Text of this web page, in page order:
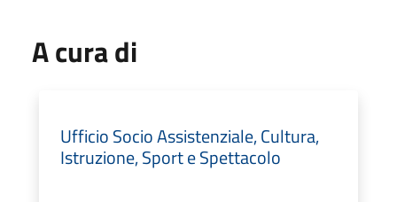
A cura di
Ufficio Socio Assistenziale, Cultura,
Istruzione, Sport e Spettacolo